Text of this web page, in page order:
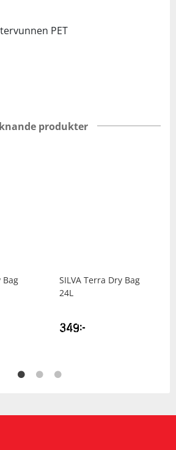
PET
produkter
Bag
SILVA Terra Dry Bag
24L
349kr